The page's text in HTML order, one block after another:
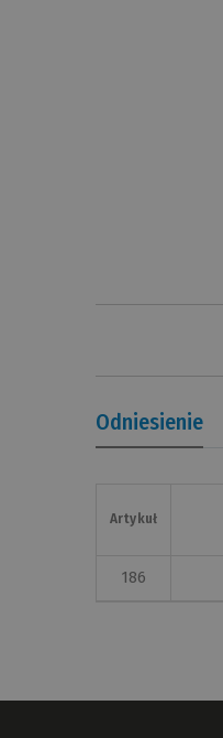
Odniesienie
Artykuł
186